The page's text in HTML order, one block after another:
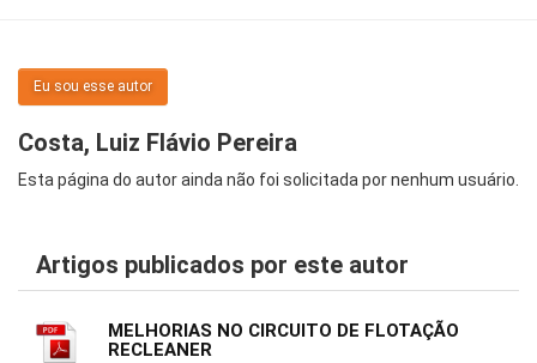
Eu sou esse autor
Costa, Luiz Flávio Pereira
Esta página do autor ainda não foi solicitada por nenhum usuário.
Artigos publicados por este autor
MELHORIAS NO CIRCUITO DE FLOTAÇÃO
RECLEANER